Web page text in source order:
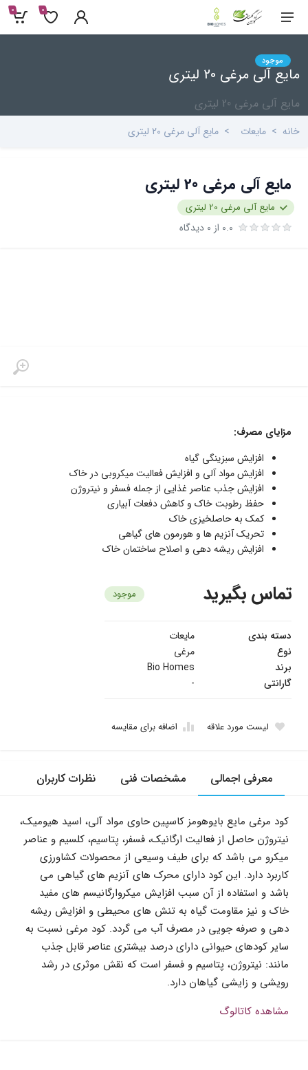
0
0
مایع آلی مرغی 20 لیتری
مایع آلی مرغی 20 لیتری
خانه مایعات مایع آلی مرغی 20 لیتری
مایع آلی مرغی 20 لیتری
0.0 از 0 دیدگاه
مایع آلی مرغی 20 لیتری
مزایای مصرف:
افزایش سبزینگی گیاه
افزایش مواد آلی و افزایش فعالیت میکروبی در خاک
افزایش جذب عناصر غذایی از جمله فسفر و نیتروژن
حفظ رطوبت خاک و کاهش دفعات آبیاری
کمک به حاصلخیزی خاک
تحریک آنزیم ها و هورمون های گیاهی
افزایش ریشه دهی و اصلاح ساختمان خاک
موجود
تماس بگیرید موجود
دسته بندی
مایعات
نوع
مرغی
برند
Bio Homes
گارانتی
-
لیست مورد علاقه اضافه برای مقایسه
معرفی اجمالی مشخصات فنی نظرات کاربران
کود مرغی مایع بایوهومز کاسپین حاوی مواد آلی، اسید هیومیک،
نیتروژن حاصل از فعالیت ارگانیک، فسفر، پتاسیم، کلسیم و عناصر
میکرو می باشد که برای طیف وسیعی از محصولات کشاورزی
کاربرد دارد. این کود دارای محرک های آنزیم های گیاهی می
باشد و استفاده از آن سبب افزایش میکروارگانیسم های مفید
خاک و نیز مقاومت گیاه به تنش های محیطی و افزایش ریشه
دهی و صرفه جویی در مصرف آب می گردد. کود مرغی نسبت به
سایر کودهای حیوانی دارای درصد بیشتری عناصر قابل جذب
مانند: نیتروژن، پتاسیم و فسفر است که نقش موثری در رشد
رویشی و زایشی گیاهان دارد.
مشاهده کاتالوگ